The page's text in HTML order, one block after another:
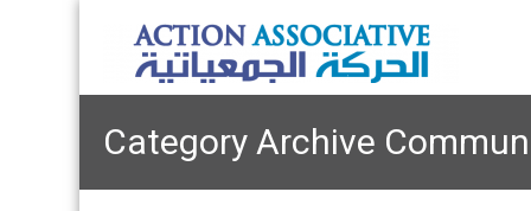
Category Archive